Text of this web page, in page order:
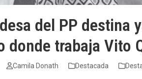
del PP destina
donde trabaja Vito
Camila Donath Destacada